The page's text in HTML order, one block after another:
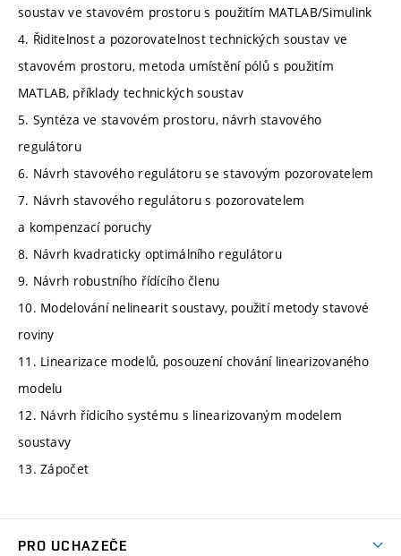
soustav ve stavovém prostoru s použitím MATLAB/Simulink
4. Řiditelnost a pozorovatelnost technických soustav ve
stavovém prostoru, metoda umístění pólů s použitím
MATLAB, příklady technických soustav
5. Syntéza ve stavovém prostoru, návrh stavového
regulátoru
6. Návrh stavového regulátoru se stavovým pozorovatelem
7. Návrh stavového regulátoru s pozorovatelem
a kompenzací poruchy
8. Návrh kvadraticky optimálního regulátoru
9. Návrh robustního řídícího členu
10. Modelování nelinearit soustavy, použití metody stavové
roviny
11. Linearizace modelů, posouzení chování linearizovaného
modelu
12. Návrh řídicího systému s linearizovaným modelem
soustavy
13. Zápočet
PRO UCHAZEČE